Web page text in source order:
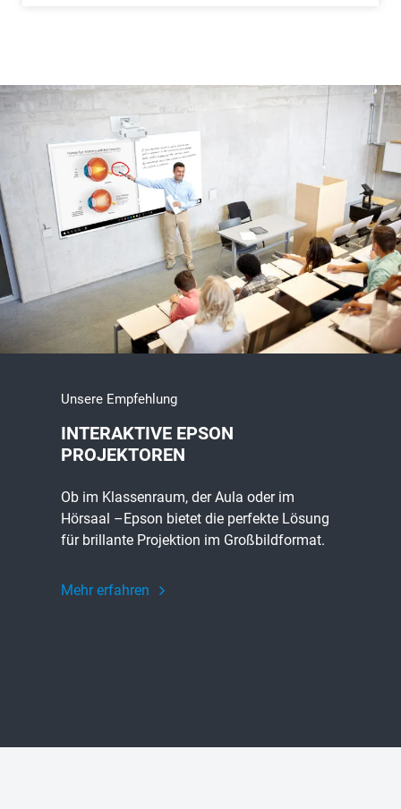
Unsere Empfehlung
INTERAKTIVE EPSON
PROJEKTOREN
Ob im Klassenraum, der Aula oder im
Hörsaal –Epson bietet die perfekte Lösung
für brillante Projektion im Großbildformat.
Mehr erfahren